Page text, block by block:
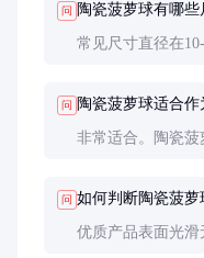
问 陶瓷菠萝球有哪些
常见尺寸直径在
问 陶瓷菠萝球适合作
非常适合。陶瓷
问 如何判断陶瓷菠萝
优质产品表面光